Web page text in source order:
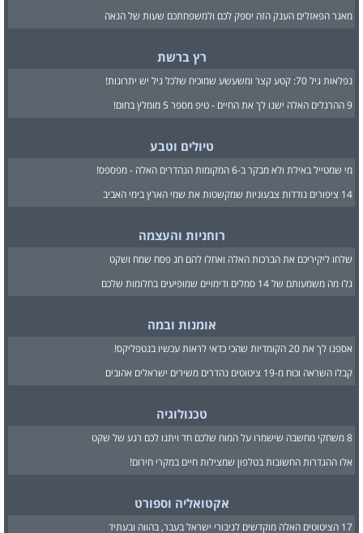
מאגר הפאזלים הענק הזה יספק לכם ולמשפחתכם שעות של הנאה
רץ ברשת
נפלאות גיל 70: קטע קצר ומשעשע שמוכיח שלכל גיל יש יתרונות!
9 ההרגלים האלה ישנו לך את החיים - טיפ מספר 5 מומלץ בחום!
טיולים וטבע
מי שמטייל באילת ולא מבקר ב-6 המקומות הנהדרים האלה - מפספס!
14 ציפורים נודדות צבעוניות שמקשטות את שמי הארץ בימי האביב
רוחניות והעצמה
שלחו ליקיריכם את הברכות האלה ואחלו להם חג פסח שמח ושקט
גלו מה משמעותם של 14 סמלים ודימויים שמופיעים בחלומות שלכם
אומנות ובמה
אספנו לך את 20 הקומדיות שהכי כדאי לראות עכשיו בנטפליקס!
קבלו השראה וכוח מ-19 ציטוטים נהדרים משירים ישראלים אהובים
טכנולוגיה
8 משחקי מחשבה שישמרו על המוח שלכם חד ויתנו לכם רגע של שקט
אלו ההגדרות החשובות בטלפון שמצילות חיים במקרי חירום!
אקטואליה וספורט
17 הציטוטים האלה מוקדשים לגיבורי ישראל בעבר, בהווה ובעתיד